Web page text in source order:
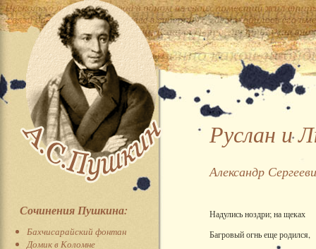
Сочинения Пушкина:
Бахчисарайский фонтан
Домик в Коломне
Руслан и
Александр
Надулись ноздри; на щеках
Багровый огнь еще родился,